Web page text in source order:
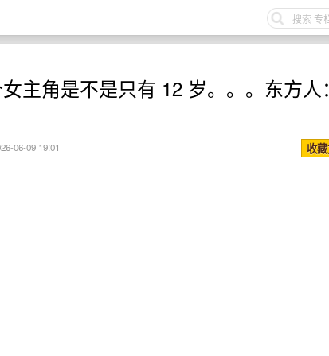
主角是不是只有 12 岁。。。东方人：
06-09 19:01